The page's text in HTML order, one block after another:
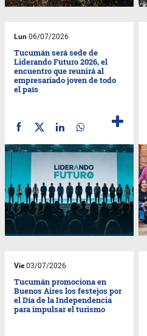
Lun 06/07/2026
Tucumán será sede de
Liderando Futuro 2026, el
encuentro que reunirá al
empresariado joven de todo
el país
Vie03/07/2026
Tucumán promociona en
Buenos Aires los festejos por
el Día de la Independencia
para impulsar el turismo